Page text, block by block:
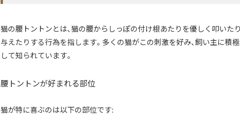
猫の腰トントンとは、猫の腰からしっぽの付け根あたりを優しく叩いた
与えたりする行為を指します。多くの猫がこの刺激を好み、飼い主に積
して知られています。
腰トントンが好まれる部位
猫が特に喜ぶのは以下の部位です: